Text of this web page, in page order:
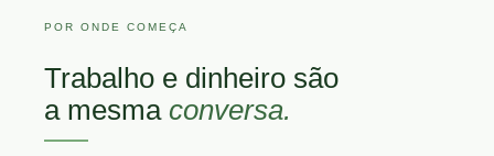
POR ONDE COMEÇA
Trabalho e dinheiro são
a mesma conversa.